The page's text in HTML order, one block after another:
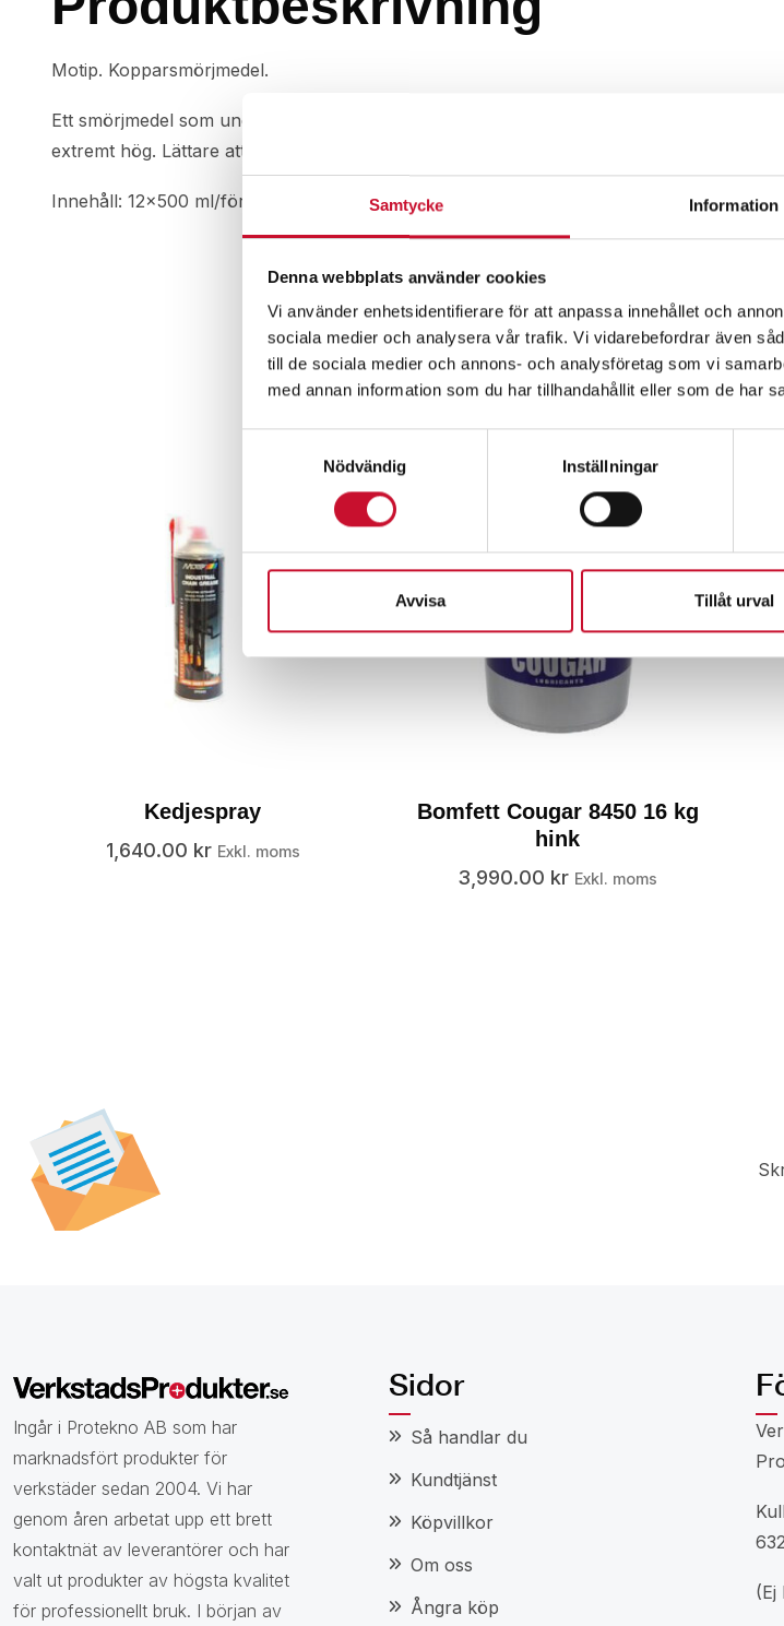
Samtycke Information
Denna webbplats använder cookies
Vi använder enhetsidentifierare för att anpassa innehållet och
sociala medier och analysera vår trafik. Vi vidarebefordrar även
till de sociala medier och annons- och analysföretag som vi
med annan information som du har tillhandahållit eller som de har
Nödvändig
Inställningar
Avvisa Tillåt urval
Motip. Kopparsmörjmedel.
Ett smörjmedel som underlättar både vid montering och demontering av detaljer t.ex
extremt hög. Lättare att applicera jämfört med kopparpasta. OBS! Skakas väl före
Innehåll: 12×500 ml/förp
Relaterade
Kedjespray
1,640.00 kr Exkl. moms
Bomfett Cougar 8450 16 kg
hink
3,990.00 kr Exkl. moms
Ingår i Protekno AB som har
marknadsfört produkter för
verkstäder sedan 2004. Vi har
genom åren arbetat upp ett brett
kontaktnät av leverantörer och har
valt ut produkter av högsta kvalitet
för professionellt bruk. I början av
Sidor
Så handlar du
Kundtjänst
Köpvillkor
Om oss
Ångra köp
(Ej